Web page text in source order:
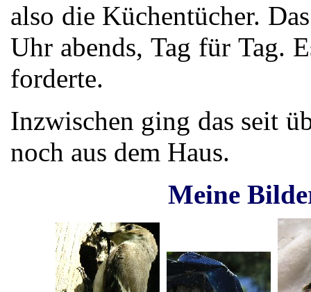
also die Küchentücher.
Uhr abends, Tag für Tag.
forderte.
Inzwischen ging das seit
noch aus
Meine